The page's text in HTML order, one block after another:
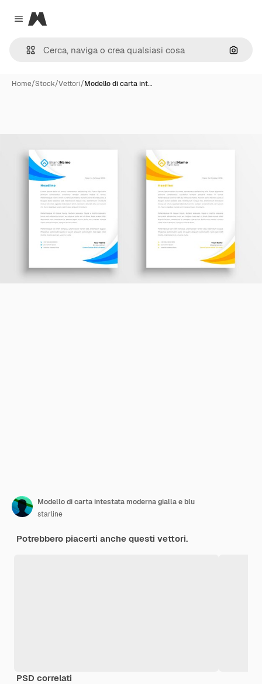
Close menu
Magnific
Cerca
Home/Stock/Vettori/Modello di carta int…
Modello di carta intestata moderna gialla e blu
starline
Potrebbero piacerti anche questi vettori.
PSD correlati